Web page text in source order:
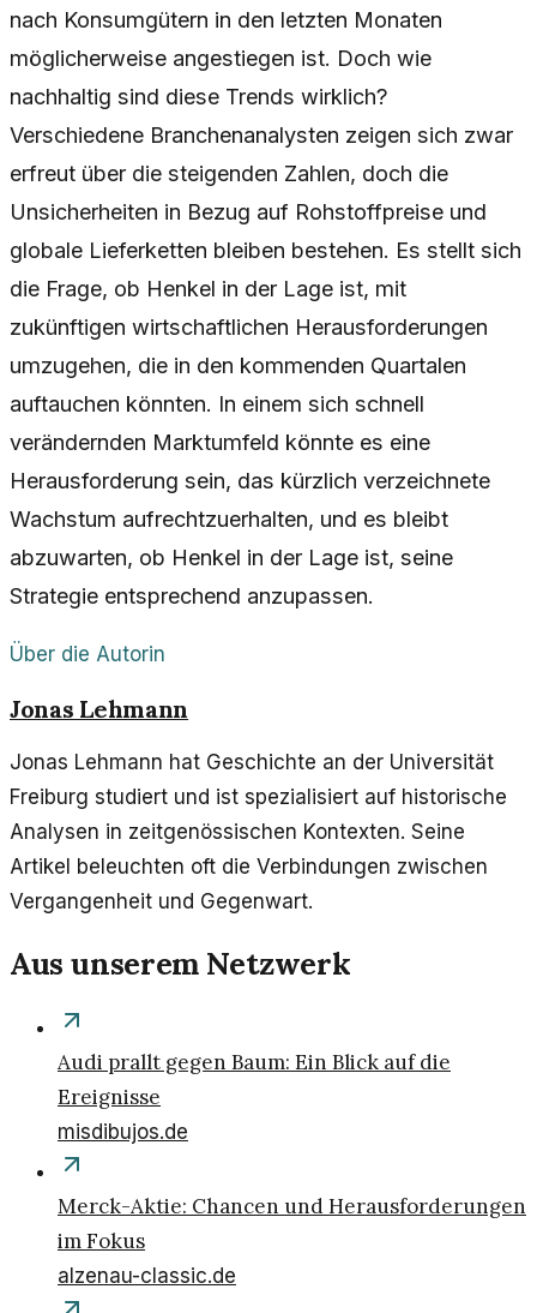
nach Konsumgütern in den letzten Monaten
möglicherweise angestiegen ist. Doch wie
nachhaltig sind diese Trends wirklich?
Verschiedene Branchenanalysten zeigen sich zwar
erfreut über die steigenden Zahlen, doch die
Unsicherheiten in Bezug auf Rohstoffpreise und
globale Lieferketten bleiben bestehen. Es stellt sich
die Frage, ob Henkel in der Lage ist, mit
zukünftigen wirtschaftlichen Herausforderungen
umzugehen, die in den kommenden Quartalen
auftauchen könnten. In einem sich schnell
verändernden Marktumfeld könnte es eine
Herausforderung sein, das kürzlich verzeichnete
Wachstum aufrechtzuerhalten, und es bleibt
abzuwarten, ob Henkel in der Lage ist, seine
Strategie entsprechend anzupassen.
Über die Autorin
Jonas Lehmann
Jonas Lehmann hat Geschichte an der Universität
Freiburg studiert und ist spezialisiert auf historische
Analysen in zeitgenössischen Kontexten. Seine
Artikel beleuchten oft die Verbindungen zwischen
Vergangenheit und Gegenwart.
Aus unserem Netzwerk
Audi prallt gegen Baum: Ein Blick auf die
Ereignisse
misdibujos.de
Merck-Aktie: Chancen und Herausforderungen
im Fokus
alzenau-classic.de